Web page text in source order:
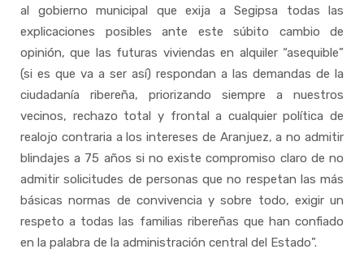
al gobierno municipal que exija a Segipsa todas las
explicaciones posibles ante este súbito cambio de
opinión, que las futuras viviendas en alquiler “asequible”
(si es que va a ser así) respondan a las demandas de la
ciudadanía ribereña, priorizando siempre a nuestros
vecinos, rechazo total y frontal a cualquier política de
realojo contraria a los intereses de Aranjuez, a no admitir
blindajes a 75 años si no existe compromiso claro de no
admitir solicitudes de personas que no respetan las más
básicas normas de convivencia y sobre todo, exigir un
respeto a todas las familias ribereñas que han confiado
en la palabra de la administración central del Estado”.